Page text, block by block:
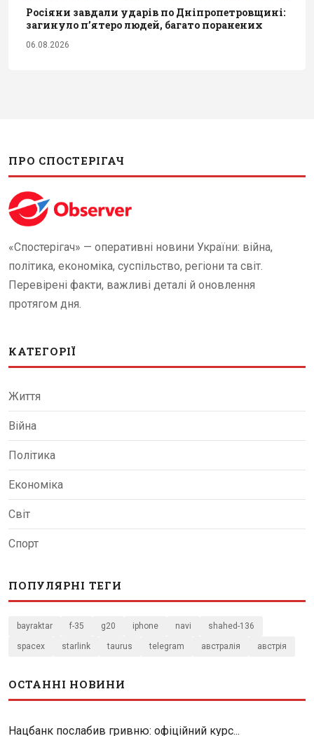
Росіяни завдали ударів по Дніпропетровщині:
загинуло пʼятеро людей, багато поранених
06.08.2026
ПРО СПОСТЕРІГАЧ
«Спостерігач» — оперативні новини України: війна,
політика, економіка, суспільство, регіони та світ.
Перевірені факти, важливі деталі й оновлення
протягом дня.
КАТЕГОРІЇ
Життя
Війна
Політика
Економіка
Світ
Спорт
ПОПУЛЯРНІ ТЕГИ
bayraktar f-35 g20 iphone navi shahed-136
spacex starlink taurus telegram австралія австрія
ОСТАННІ НОВИНИ
Нацбанк послабив гривню: офіційний курс...